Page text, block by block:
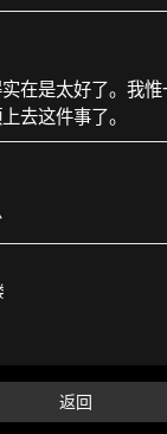
在是太好了。我
去这件事了。
返回